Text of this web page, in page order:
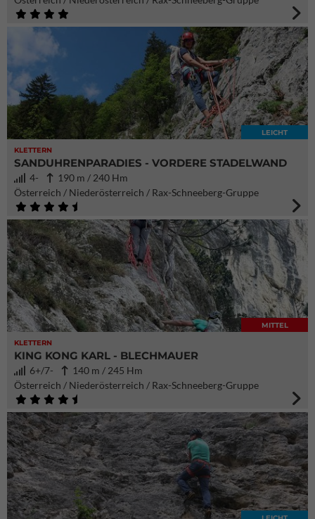
KLETTERN
LEICHT
SANDUHRENPARADIES - VORDERE STADELWAND
4-
190 m / 240 Hm
Österreich / Niederösterreich / Rax-Schneeberg-Gruppe
KLETTERN
MITTEL
KING KONG KARL - BLECHMAUER
6+/7-
140 m / 245 Hm
Österreich / Niederösterreich / Rax-Schneeberg-Gruppe